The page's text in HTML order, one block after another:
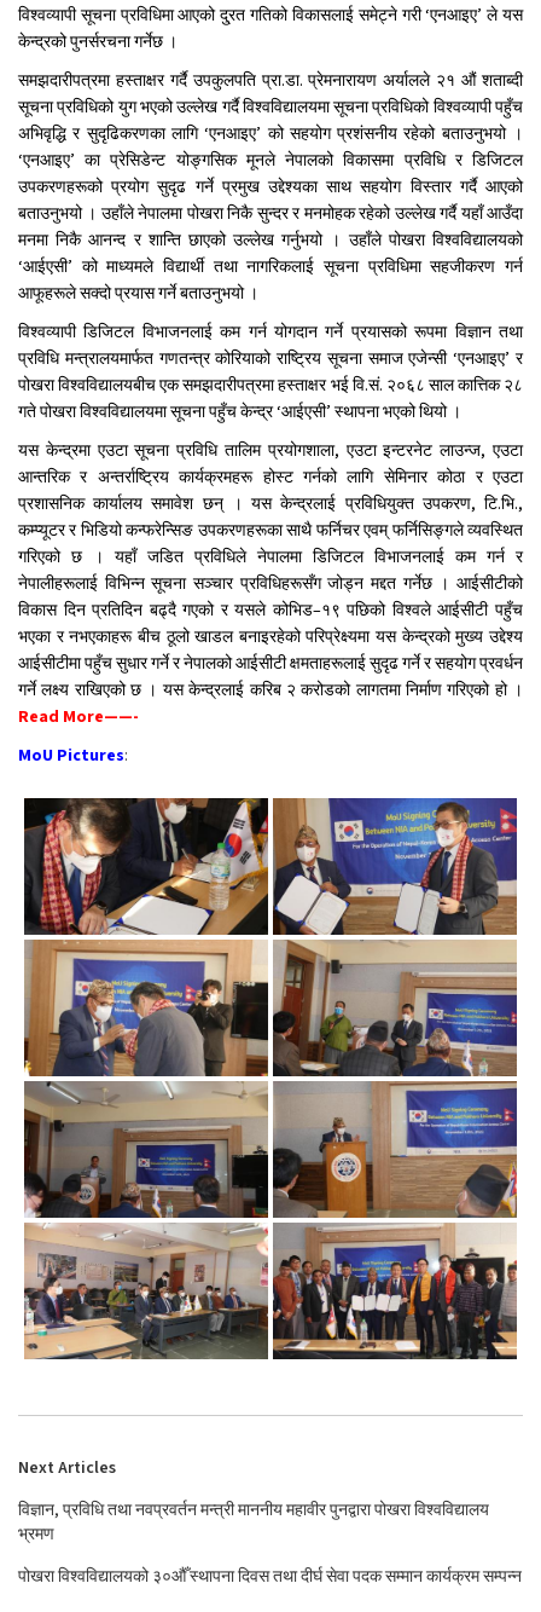
विश्वव्यापी सूचना प्रविधिमा आएको दु्रत गतिको विकासलाई समेट्ने गरी ‘एनआइए’ ले यस
केन्द्रको पुनर्सरचना गर्नेछ ।
समझदारीपत्रमा हस्ताक्षर गर्दै उपकुलपति प्रा.डा. प्रेमनारायण अर्यालले २१ औं शताब्दी
सूचना प्रविधिको युग भएको उल्लेख गर्दै विश्वविद्यालयमा सूचना प्रविधिको विश्वव्यापी पहुँच
अभिवृद्धि र सुदृढिकरणका लागि ‘एनआइए’ को सहयोग प्रशंसनीय रहेको बताउनुभयो ।
‘एनआइए’ का प्रेसिडेन्ट योङ्गसिक मूनले नेपालको विकासमा प्रविधि र डिजिटल
उपकरणहरूको प्रयोग सुदृढ गर्ने प्रमुख उद्देश्यका साथ सहयोग विस्तार गर्दै आएको
बताउनुभयो । उहाँले नेपालमा पोखरा निकै सुन्दर र मनमोहक रहेको उल्लेख गर्दै यहाँ आउँदा
मनमा निकै आनन्द र शान्ति छाएको उल्लेख गर्नुभयो । उहाँले पोखरा विश्वविद्यालयको
‘आईएसी’ को माध्यमले विद्यार्थी तथा नागरिकलाई सूचना प्रविधिमा सहजीकरण गर्न
आफूहरूले सक्दो प्रयास गर्ने बताउनुभयो ।
विश्वव्यापी डिजिटल विभाजनलाई कम गर्न योगदान गर्ने प्रयासको रूपमा विज्ञान तथा
प्रविधि मन्त्रालयमार्फत गणतन्त्र कोरियाको राष्ट्रिय सूचना समाज एजेन्सी ‘एनआइए’ र
पोखरा विश्वविद्यालयबीच एक समझदारीपत्रमा हस्ताक्षर भई वि.सं. २०६८ साल कात्तिक २८
गते पोखरा विश्वविद्यालयमा सूचना पहुँच केन्द्र ‘आईएसी’ स्थापना भएको थियो ।
यस केन्द्रमा एउटा सूचना प्रविधि तालिम प्रयोगशाला, एउटा इन्टरनेट लाउन्ज, एउटा
आन्तरिक र अन्तर्राष्ट्रिय कार्यक्रमहरू होस्ट गर्नको लागि सेमिनार कोठा र एउटा
प्रशासनिक कार्यालय समावेश छन् । यस केन्द्रलाई प्रविधियुक्त उपकरण, टि.भि.,
कम्प्यूटर र भिडियो कन्फरेन्सिङ उपकरणहरूका साथै फर्निचर एवम् फर्निसिङ्गले व्यवस्थित
गरिएको छ । यहाँ जडित प्रविधिले नेपालमा डिजिटल विभाजनलाई कम गर्न र
नेपालीहरूलाई विभिन्न सूचना सञ्चार प्रविधिहरूसँग जोड्न मद्दत गर्नेछ । आईसीटीको
विकास दिन प्रतिदिन बढ्दै गएको र यसले कोभिड–१९ पछिको विश्वले आईसीटी पहुँच
भएका र नभएकाहरू बीच ठूलो खाडल बनाइरहेको परिप्रेक्ष्यमा यस केन्द्रको मुख्य उद्देश्य
आईसीटीमा पहुँच सुधार गर्ने र नेपालको आईसीटी क्षमताहरूलाई सुदृढ गर्ने र सहयोग प्रवर्धन
गर्ने लक्ष्य राखिएको छ । यस केन्द्रलाई करिब २ करोडको लागतमा निर्माण गरिएको हो ।
Read More——-
MoU Pictures:
Next Articles
विज्ञान, प्रविधि तथा नवप्रवर्तन मन्त्री माननीय महावीर पुनद्वारा पोखरा विश्वविद्यालय
भ्रमण
पोखरा विश्वविद्यालयको ३०औँ स्थापना दिवस तथा दीर्घ सेवा पदक सम्मान कार्यक्रम सम्पन्न